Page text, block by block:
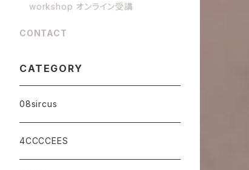
workshop オンライン受講
CONTACT
CATEGORY
08sircus
4CCCCEES